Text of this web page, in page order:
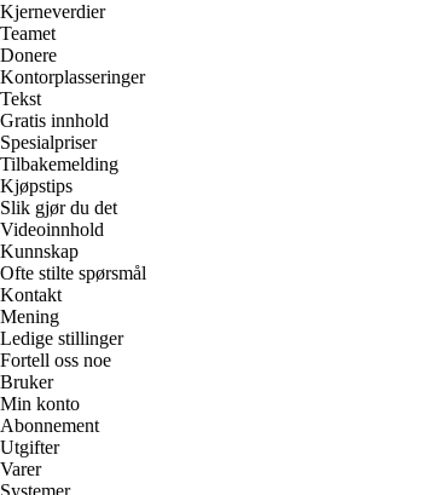
Kjerneverdier
Teamet
Donere
Kontorplasseringer
Tekst
Gratis innhold
Spesialpriser
Tilbakemelding
Kjøpstips
Slik gjør du det
Videoinnhold
Kunnskap
Ofte stilte spørsmål
Kontakt
Mening
Ledige stillinger
Fortell oss noe
Bruker
Min konto
Abonnement
Utgifter
Varer